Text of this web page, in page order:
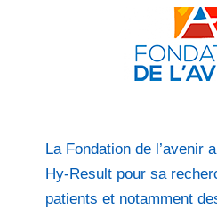
La Fondation de l’avenir
Hy-Result pour sa
patients et notamment